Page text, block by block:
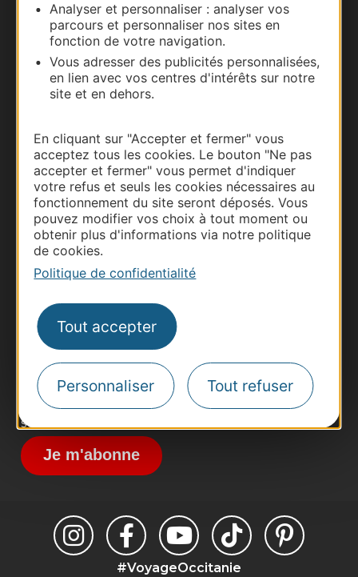
Analyser et personnaliser : analyser vos
parcours et personnaliser nos sites en
fonction de votre navigation.
Vous adresser des publicités personnalisées,
en lien avec vos centres d'intérêts sur notre
site et en dehors.
En cliquant sur "Accepter et fermer" vous
acceptez tous les cookies. Le bouton "Ne pas
accepter et fermer" vous permet d'indiquer
votre refus et seuls les cookies nécessaires au
fonctionnement du site seront déposés. Vous
pouvez modifier vos choix à tout moment ou
obtenir plus d'informations via notre politique
de cookies.
Politique de confidentialité
Tout accepter
Personnaliser Tout refuser
Carte interactive
Documentation
Thermalisme
Business/Mice
Site presse et d'influence
Voyagistes
Destination Sport
Inscrivez-vous à la lettre d'information
Destination Occitanie pour recevoir des
suggestions de séjours, de visites et de sorties.
Je m'abonne
#VoyageOccitanie